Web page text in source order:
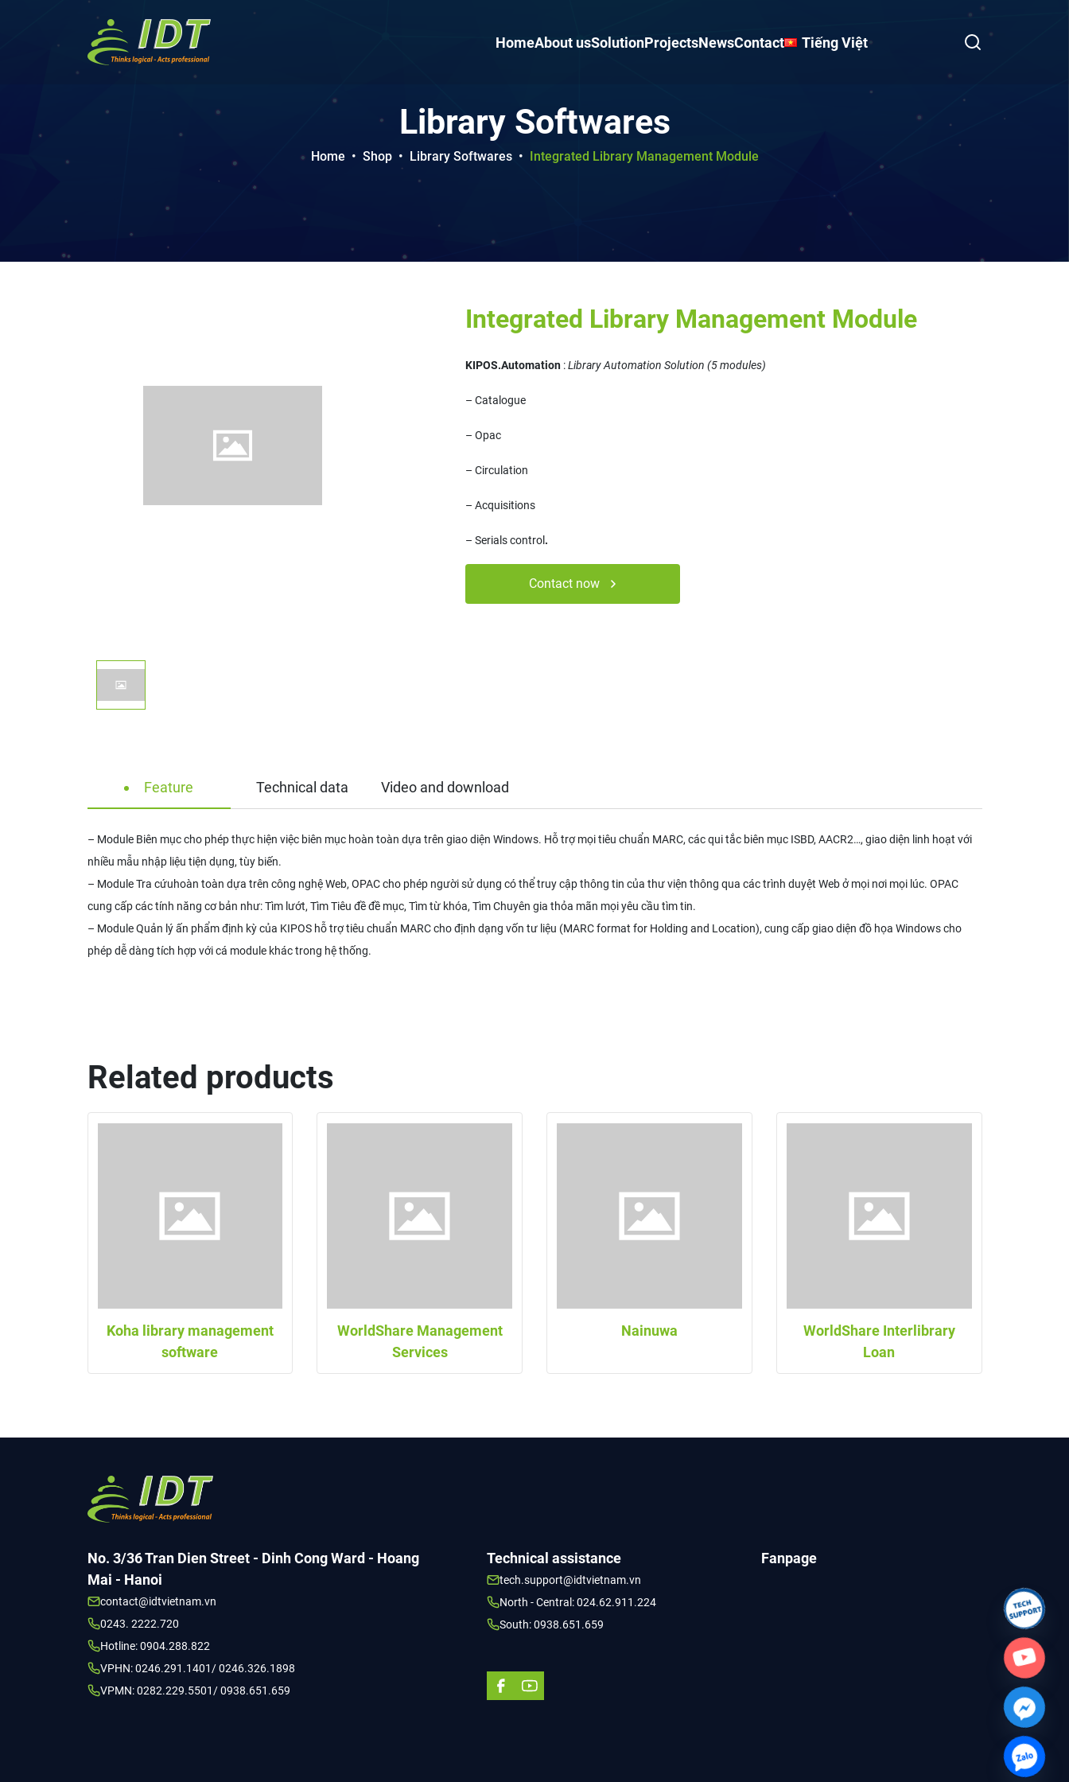
HomeAbout usSolutionProjectsNewsContact Tiếng Việt
Library Softwares
Home • Shop • Library Softwares • Integrated Library Management Module
Integrated Library Management Module
KIPOS.Automation:Library Automation Solution (5 modules)
– Catalogue
– Opac
– Circulation
– Acquisitions
– Serials control .
Contact now
Feature Technical data Video and download
– Module Biên mục cho phép thực hiện việc biên mục hoàn toàn dựa trên giao diện Windows. Hỗ trợ mọi tiêu chuẩn MARC, các qui tắc biên mục ISBD, AACR2…, giao diện linh hoạt với
nhiều mẫu nhập liệu tiện dụng, tùy biến.
– Module Tra cứuhoàn toàn dựa trên công nghệ Web, OPAC cho phép người sử dụng có thể truy cập thông tin của thư viện thông qua các trình duyệt Web ở mọi nơi mọi lúc. OPAC
cung cấp các tính năng cơ bản như: Tìm lướt, Tìm Tiêu đề đề mục, Tìm từ khóa, Tìm Chuyên gia thỏa mãn mọi yêu cầu tìm tin.
– Module Quản lý ấn phẩm định kỳ của KIPOS hỗ trợ tiêu chuẩn MARC cho định dạng vốn tư liệu (MARC format for Holding and Location), cung cấp giao diện đồ họa Windows cho
phép dễ dàng tích hợp với cá module khác trong hệ thống.
Related products
Koha library management
software
WorldShare Management
Services
Nainuwa
WorldShare Interlibrary
Loan
No. 3/36 Tran Dien Street - Dinh Cong Ward - Hoang
Mai - Hanoi
contact@idtvietnam.vn
0243. 2222.720
Hotline: 0904.288.822
VPHN: 0246.291.1401/ 0246.326.1898
VPMN: 0282.229.5501/ 0938.651.659
Technical assistance
tech.support@idtvietnam.vn
North - Central: 024.62.911.224
South: 0938.651.659
Fanpage